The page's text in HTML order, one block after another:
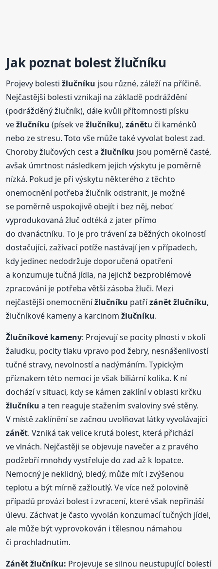
Jak poznat bolestžlučníku
Projevy bolestižlučníku jsou různé, záleží na příčině.
Nejčastější bolesti vznikají na základě podráždění
(podrážděný žlučník), dále kvůli přítomnosti písku
vežlučníku (písek vežlučníku),zánětu či kaménků
nebo ze stresu. Toto vše může také vyvolat bolest zad.
Choroby žlučových cest ažlučníku jsou poměrně časté,
avšak úmrtnost následkem jejich výskytu je poměrně
nízká. Pokud je při výskytu některého z těchto
onemocnění potřeba žlučník odstranit, je možné
se poměrně uspokojivě obejít i bez něj, neboť
vyprodukovaná žluč odtéká z jater přímo
do dvanáctníku. To je pro trávení za běžných okolností
dostačující, zažívací potíže nastávají jen v případech,
kdy jedinec nedodržuje doporučená opatření
a konzumuje tučná jídla, na jejichž bezproblémové
zpracování je potřeba větší zásoba žluči. Mezi
nejčastější onemocněnížlučníku patřízánět žlučníku,
žlučníkové kameny a karcinomžlučníku.
Žlučníkové kameny: Projevují se pocity plnosti v okolí
žaludku, pocity tlaku vpravo pod žebry, nesnášenlivostí
tučné stravy, nevolností a nadýmáním. Typickým
příznakem této nemoci je však biliární kolika. K ní
dochází v situaci, kdy se kámen zaklíní v oblasti krčku
žlučníku a ten reaguje stažením svaloviny své stěny.
V místě zaklínění se začnou uvolňovat látky vyvolávající
zánět. Vzniká tak velice krutá bolest, která přichází
ve vlnách. Nejčastěji se objevuje navečer a z pravého
podžebří mnohdy vystřeluje do zad až k lopatce.
Nemocný je neklidný, bledý, může mít i zvýšenou
teplotu a být mírně zažloutlý. Ve více než polovině
případů provází bolest i zvracení, které však nepřináší
úlevu. Záchvat je často vyvolán konzumací tučných jídel,
ale může být vyprovokován i tělesnou námahou
či prochladnutím.
Zánět žlučníku: Projevuje se silnou neustupující bolestí